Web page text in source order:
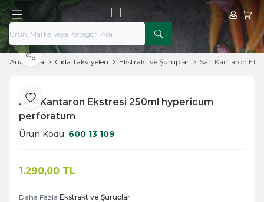
Hesabım
Ana Sayfa Gıda Takviyeleri Ekstrakt ve Şuruplar Sarı Kantaron
Favoriye Ekle
Paylaş
Sarı Kantaron Ekstresi 250ml hypericum
perforatum
Ürün Kodu: 600 13 109
1.290,00 TL
Daha Fazla Ekstrakt ve Şuruplar